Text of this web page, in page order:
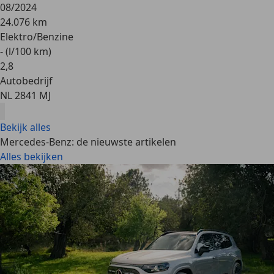
08/2024
24.076 km
Elektro/Benzine
- (l/100 km)
2,8
Autobedrijf
NL 2841 MJ
Bekijk alles
Mercedes-Benz: de nieuwste artikelen
Alles bekijken